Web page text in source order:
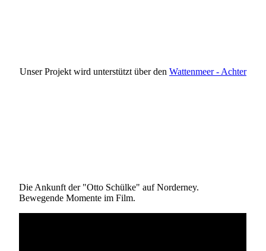
Unser Projekt wird unterstützt über den Wattenmeer - Achter
Die Ankunft der "Otto Schülke" auf Norderney.
Bewegende Momente im Film.